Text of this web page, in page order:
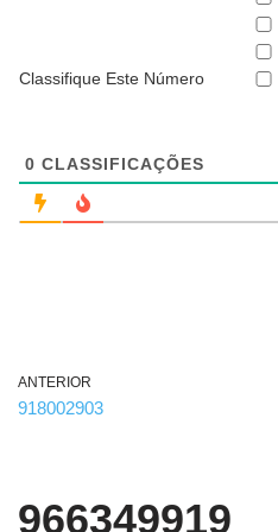
Classifique Este Número
0 CLASSIFICAÇÕES
ANTERIOR
918002903
966349919